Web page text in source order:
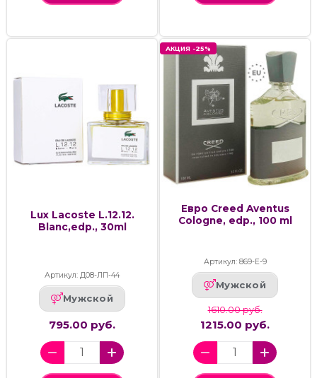
Lux Lacoste L.12.12.
Blanc,edp., 30ml
Артикул: Д08-ЛП-44
Мужской
795.00 руб.
АКЦИЯ -25%
Евро Creed Aventus
Cologne, edp., 100 ml
Артикул: 869-Е-9
Мужской
1610.00 руб.
1215.00 руб.